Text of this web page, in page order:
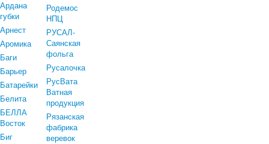
Ардана
губки
Арнест
Аромика
Баги
Барьер
Батарейки
Белита
БЕЛЛА
Восток
Биг
Родемос
НПЦ
РУСАЛ-
Саянская
фольга
Русалочка
РусВата
Ватная
продукция
Рязанская
фабрика
веревок